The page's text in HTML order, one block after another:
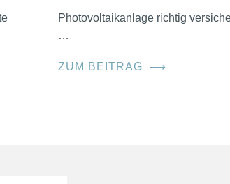
Photovoltaikanlage richtig
…
ZUM BEITRAG ⟶